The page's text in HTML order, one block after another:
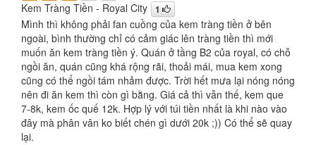
Kem Tràng Tiền - Royal City 1
Mình thì không phải fan cuồng của kem tràng tiền ở bên
ngoài, bình thường chỉ có cảm giác lên tràng tiền thì mới
muốn ăn kem tràng tiền ý. Quán ở tầng B2 của royal, có chỗ
ngồi ăn, quán cũng khá rộng rãi, thoải mái, mua kem xong
cũng có thể ngồi tám nhảm được. Trời hết mưa lại nóng nóng
nên đi ăn kem thì còn gì bằng. Giá cả thì vẫn thế, kem que
7-8k, kem ốc quế 12k. Hợp lý với túi tiền nhất là khi nào vào
đây mà phân vân ko biết chén gì dưới 20k ;)) Có thể sẽ quay
lại.